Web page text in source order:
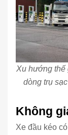
Xu hướng thế
dòng trụ
Không
Xe đầu kéo